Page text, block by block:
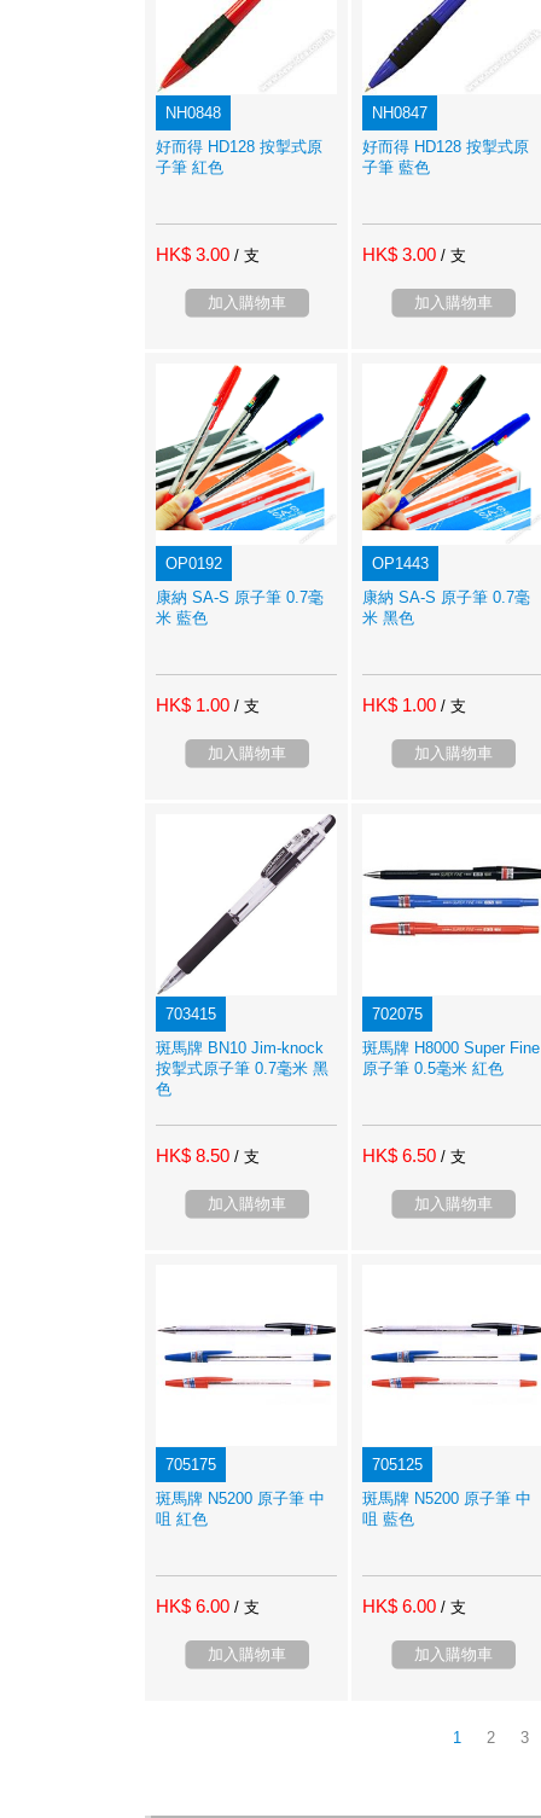
NH0848
好而得 HD128 按掣式原
子筆 紅色
HK$ 3.00 / 支
加入購物車
NH0847
好而得 HD128 按掣式原
子筆 藍色
HK$ 3.00 / 支
加入購物車
OP0192
康納 SA-S 原子筆 0.7毫
米 藍色
HK$ 1.00 / 支
加入購物車
OP1443
康納 SA-S 原子筆 0.7毫
米 黑色
HK$ 1.00 / 支
加入購物車
703415
斑馬牌 BN10 Jim-knock
按掣式原子筆 0.7毫米 黑
色
HK$ 8.50 / 支
加入購物車
702075
斑馬牌 H8000 Super Fine
原子筆 0.5毫米 紅色
HK$ 6.50 / 支
加入購物車
705175
斑馬牌 N5200 原子筆 中
咀 紅色
HK$ 6.00 / 支
加入購物車
705125
斑馬牌 N5200 原子筆 中
咀 藍色
HK$ 6.00 / 支
加入購物車
1 2 3